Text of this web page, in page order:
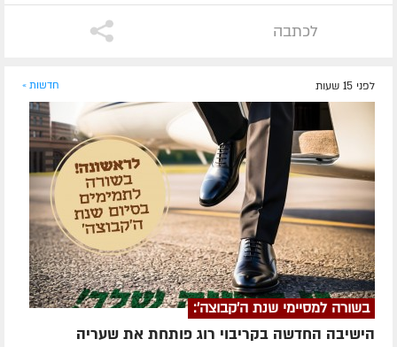
לכתבה
לפני 15 שעות חדשות »
בשורה למסיימי שנת ה'קבוצה':
הישיבה החדשה בקריבוי רוג פותחת את שעריה